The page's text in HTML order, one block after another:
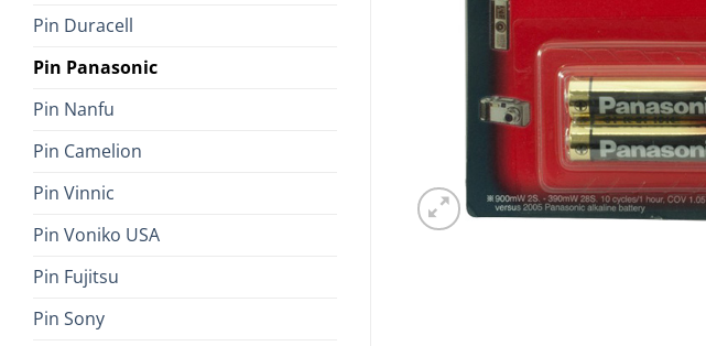
Pin Duracell
Pin Panasonic
Pin Nanfu
Pin Camelion
Pin Vinnic
Pin Voniko USA
Pin Fujitsu
Pin Sony